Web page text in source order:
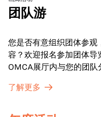
团队游
您是否有意组织团体参观
容？欢迎报名参加团体导
OMCA展厅内与您的团
了解更多